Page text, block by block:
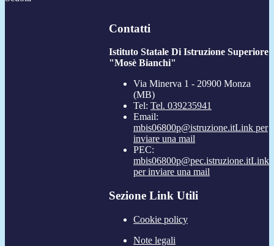
Contatti
Istituto Statale Di Istruzione Superiore
"Mosè Bianchi"
Via Minerva 1 - 20900 Monza
(MB)
Tel: Tel. 039235941
Email:
mbis06800p@istruzione.itLink per
inviare una mail
PEC:
mbis06800p@pec.istruzione.itLink
per inviare una mail
Sezione Link Utili
Cookie policy
Note legali